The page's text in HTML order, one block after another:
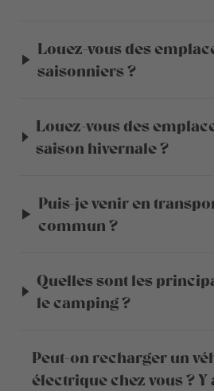
Louez-vous des
saisonniers ?
Louez-vous des
saison hivernale ?
Puis-je venir en
commun ?
Quelles sont les
le camping ?
Peut-on recharger un
électrique chez vous ? Y